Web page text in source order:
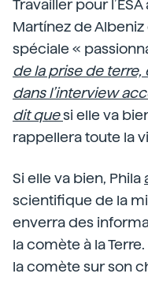
Travailler pour
Martínez de
spéciale «
de la prise de terre,
dans l’interview
dit quesi elle va
rappellera toute la
Si elle va bien, Phila
scientifique de la
enverra des
la comète à la
la comète sur son